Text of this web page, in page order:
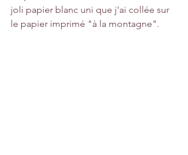
joli papier blanc uni que j'ai collée sur
le papier imprimé "à la montagne".